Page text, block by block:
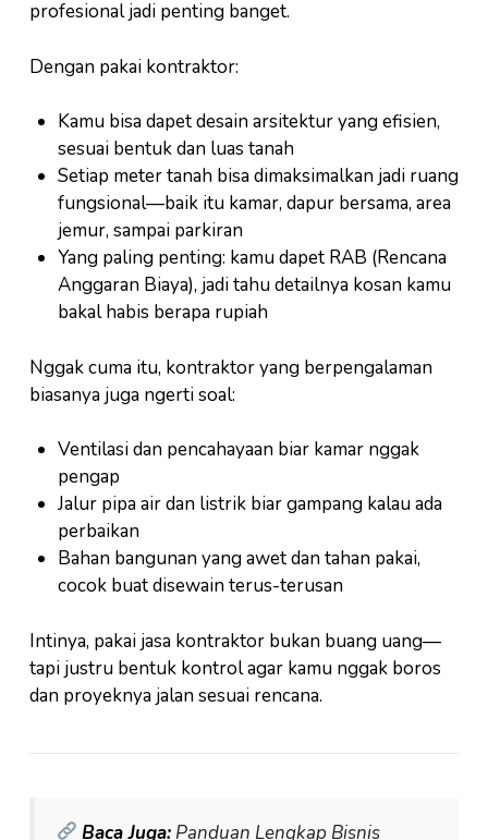
profesional jadi penting banget.
Dengan pakai kontraktor:
Kamu bisa dapet desain arsitektur yang efisien,
sesuai bentuk dan luas tanah
Setiap meter tanah bisa dimaksimalkan jadi ruang
fungsional—baik itu kamar, dapur bersama, area
jemur, sampai parkiran
Yang paling penting: kamu dapet RAB (Rencana
Anggaran Biaya), jadi tahu detailnya kosan kamu
bakal habis berapa rupiah
Nggak cuma itu, kontraktor yang berpengalaman
biasanya juga ngerti soal:
Ventilasi dan pencahayaan biar kamar nggak
pengap
Jalur pipa air dan listrik biar gampang kalau ada
perbaikan
Bahan bangunan yang awet dan tahan pakai,
cocok buat disewain terus-terusan
Intinya, pakai jasa kontraktor bukan buang uang—
tapi justru bentuk kontrol agar kamu nggak boros
dan proyeknya jalan sesuai rencana.
Baca Juga: Panduan Lengkap Bisnis